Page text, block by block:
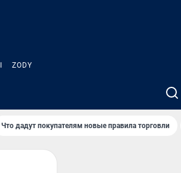
ZODY
Что дадут покупателям новые правила торговли